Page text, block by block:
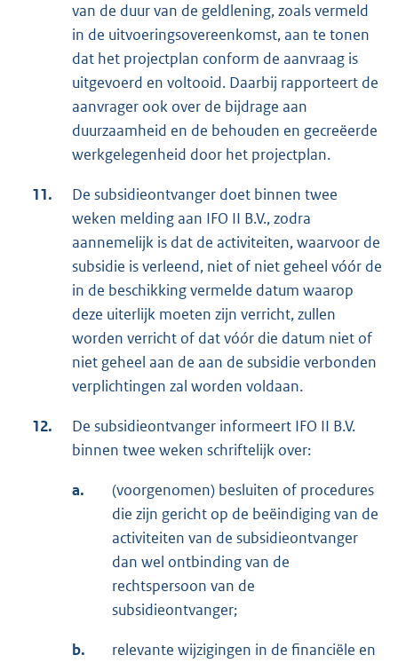
van de duur van de geldlening, zoals vermeld
in de uitvoeringsovereenkomst, aan te tonen
dat het projectplan conform de aanvraag is
uitgevoerd en voltooid. Daarbij rapporteert de
aanvrager ook over de bijdrage aan
duurzaamheid en de behouden en gecreëerde
werkgelegenheid door het projectplan.
11.
De subsidieontvanger doet binnen twee
weken melding aan IFO II B.V., zodra
aannemelijk is dat de activiteiten, waarvoor de
subsidie is verleend, niet of niet geheel vóór de
in de beschikking vermelde datum waarop
deze uiterlijk moeten zijn verricht, zullen
worden verricht of dat vóór die datum niet of
niet geheel aan de aan de subsidie verbonden
verplichtingen zal worden voldaan.
12.
De subsidieontvanger informeert IFO II B.V.
binnen twee weken schriftelijk over:
a.
(voorgenomen) besluiten of procedures
die zijn gericht op de beëindiging van de
activiteiten van de subsidieontvanger
dan wel ontbinding van de
rechtspersoon van de
subsidieontvanger;
b.
relevante wijzigingen in de financiële en